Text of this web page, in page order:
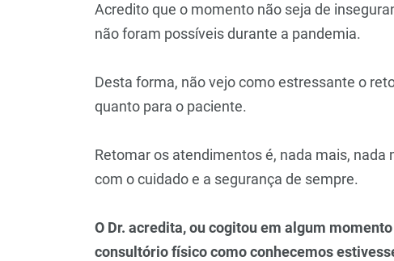
Acredito que o momento não seja de
não foram possíveis durante a pandemia.
Desta forma, não vejo como estressante o
quanto para o paciente.
Retomar os atendimentos é, nada mais,
com o cuidado e a segurança de sempre.
O Dr. acredita, ou cogitou em algum
consultório físico como conhecemos